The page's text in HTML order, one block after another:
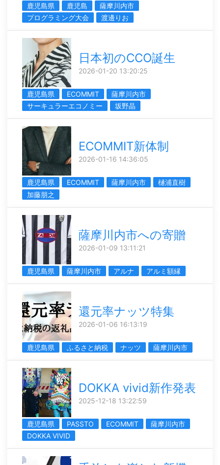
鹿児島県
鹿児島
薩摩川内市
プログラミング大会
渡邊りお
日本初のCCO誕生
2026-01-20 13:20:25
鹿児島県 ECOMMIT
薩摩川内市
サーキュラーエコノミー
坂野晶
ECOMMIT新体制
2026-01-16 14:36:05
鹿児島県 ECOMMIT 薩摩川内市
樋浦直樹
加藤朋之
薩摩川内市への寄贈
2026-01-09 13:11:21
鹿児島県 薩摩川内市 アルナ アルミ額縁
還元率ナッツ特集
2026-01-06 16:13:19
鹿児島県 ふるさと納税 ナッツ 薩摩川内市
DOKKA vivid新作発表
2025-12-18 13:22:59
鹿児島県 PASSTO ECOMMIT
薩摩川内市
DOKKA VIVID